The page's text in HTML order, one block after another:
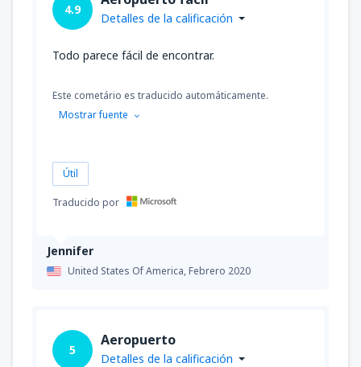
Jennifer
United States Of America,Febrero 2020
4.9
Detalles de la calificación
Todo parece fácil de encontrar.
Este cometário es traducido automáticamente.
Mostrar fuente
Útil
Traducido por
5
Aeropuerto
Detalles de la calificación